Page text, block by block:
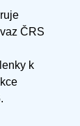
ČRS
k